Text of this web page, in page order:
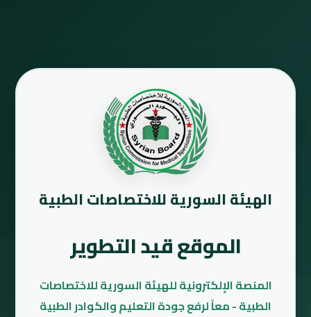
الهيئة السورية للاختصاصات الطبية
الموقع قيد التطوير
المنصة الإلكترونية للهيئة السورية للاختصاصات
الطبية - معاً لرفع جودة التعليم والكوادر الطبية